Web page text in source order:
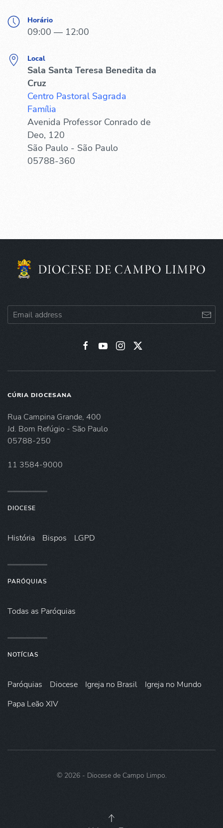
Horário
09:00 — 12:00
Local
Sala Santa Teresa Benedita da
Cruz
Centro Pastoral Sagrada
Família
Avenida Professor Conrado de
Deo, 120
São Paulo - São Paulo
05788-360
CÚRIA DIOCESANA
Rua Campina Grande, 400
Jd. Bom Refúgio - São Paulo
05788-250
11 3584-9000
DIOCESE
História Bispos LGPD
PARÓQUIAS
Todas as Paróquias
NOTÍCIAS
Paróquias Diocese Igreja no Brasil
Igreja no Mundo
Papa Leão XIV
© 2026- Diocese de Campo Limpo.